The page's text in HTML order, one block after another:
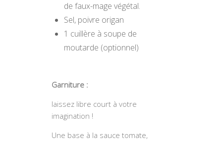
de faux-mage végétal.
Sel, poivre origan
1 cuillère à soupe de
moutarde (optionnel)
Garniture :
laissez libre court à votre
imagination !
Une base à la sauce tomate,